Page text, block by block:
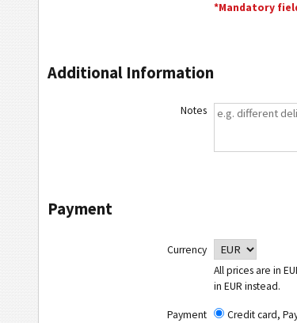
*Mandatory
Additional Information
Notes
Payment
Currency
All prices are in
in EUR instead.
Payment Credit card,